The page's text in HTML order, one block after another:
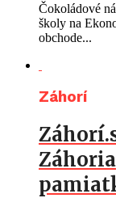
Čokoládové
školy na
obchode...
Záhorí